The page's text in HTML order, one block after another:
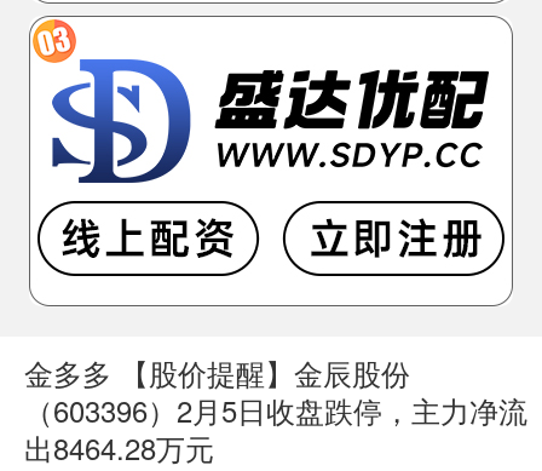
金多多 【股价提醒】金辰股份
（603396）2月5日收盘跌停，主力净流
出8464.28万元